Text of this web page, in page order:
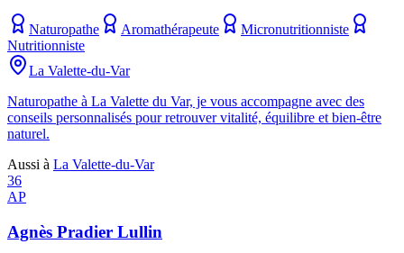
Naturopathe Aromathérapeute
Micronutritionniste
Nutritionniste
La Valette-du-Var
Naturopathe à La Valette du Var, je vous accompagne avec des
conseils personnalisés pour retrouver vitalité, équilibre et bien-être
naturel.
Aussi à La Valette-du-Var
36
AP
Agnès Pradier Lullin